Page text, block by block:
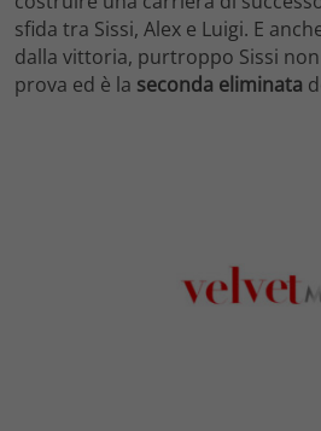
sfida tra Sissi, Alex e Luigi. E
dalla vittoria, purtroppo Sissi
prova ed è la seconda eliminata